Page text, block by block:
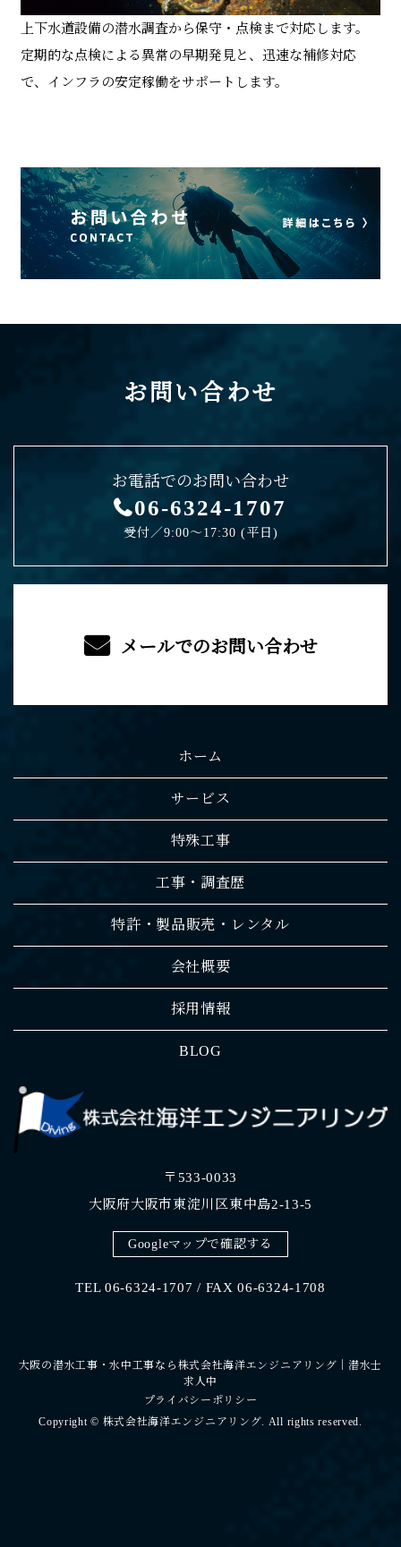
上下水道設備の潜水調査から保守・点検まで対応します。
定期的な点検による異常の早期発見と、迅速な補修対応
で、インフラの安定稼働をサポートします。
お問い合わせ
お電話でのお問い合わせ
06-6324-1707
受付／9:00〜17:30 (平日)
メールでのお問い合わせ
ホーム
サービス
特殊工事
工事・調査歴
特許・製品販売・レンタル
会社概要
採用情報
BLOG
〒533-0033
大阪府大阪市東淀川区東中島2-13-5
Googleマップで確認する
TEL 06-6324-1707 / FAX 06-6324-1708
大阪の潜水工事・水中工事なら株式会社海洋エンジニアリング｜潜水士
求人中
プライバシーポリシー
Copyright © 株式会社海洋エンジニアリング. All rights reserved.